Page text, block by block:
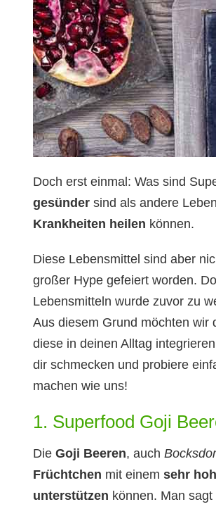
Doch erst einmal: Was sind
gesündersind als andere
Krankheiten heilen können.
Diese Lebensmittel sind aber
großer Hype gefeiert worden.
Lebensmitteln wurde zuvor zu
Aus diesem Grund möchten wir
diese in deinen Alltag
dir schmecken und probiere
machen wie uns!
1. Superfood Goji
Die Goji Beeren, auch
Früchtchen mit einem sehr
unterstützen können. Man